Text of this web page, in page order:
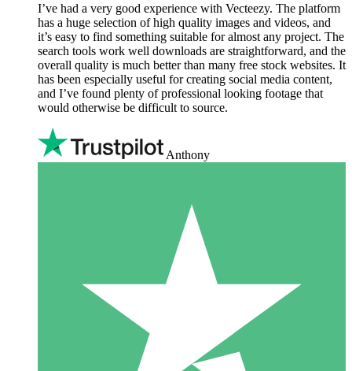
I’ve had a very good experience with Vecteezy. The platform
has a huge selection of high quality images and videos, and
it’s easy to find something suitable for almost any project. The
search tools work well downloads are straightforward, and the
overall quality is much better than many free stock websites. It
has been especially useful for creating social media content,
and I’ve found plenty of professional looking footage that
would otherwise be difficult to source.
Anthony